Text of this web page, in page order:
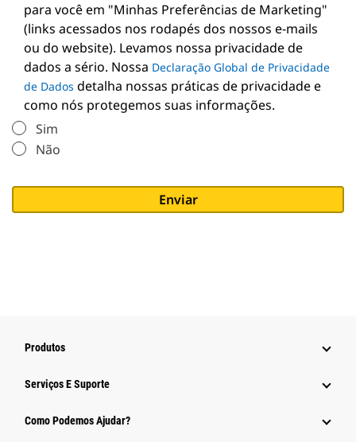
para você em "Minhas Preferências de Marketing"
(links acessados nos rodapés dos nossos e-mails
ou do website). Levamos nossa privacidade de
dados a sério. Nossa Declaração Global de Privacidade
de Dados detalha nossas práticas de privacidade e
como nós protegemos suas informações.
Sim
Não
Produtos
Serviços E Suporte
Como Podemos Ajudar?